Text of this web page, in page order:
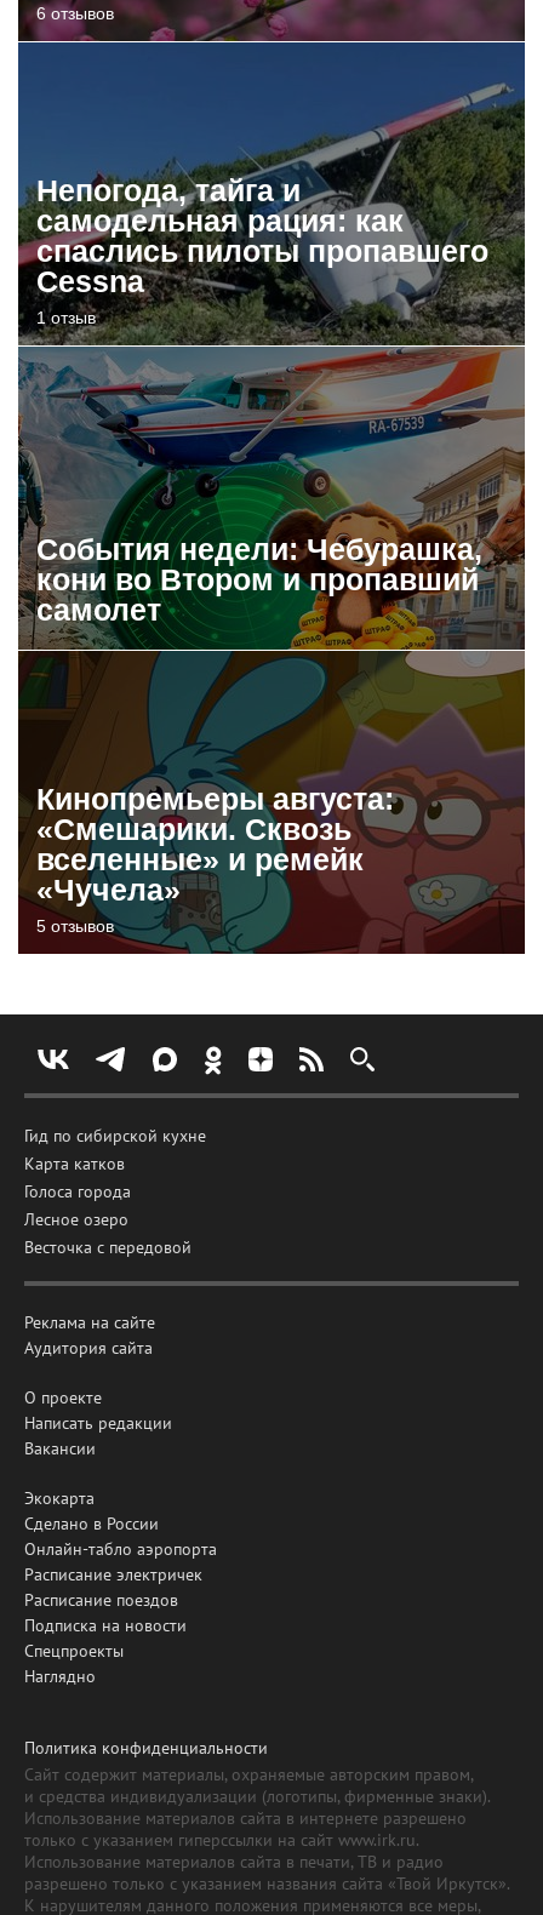
6 отзывов
Непогода, тайга и
самодельная рация: как
спаслись пилоты пропавшего
Cessna
1 отзыв
События недели: Чебурашка,
кони во Втором и пропавший
самолет
Кинопремьеры августа:
«Смешарики. Сквозь
вселенные» и ремейк
«Чучела»
5 отзывов
Гид по сибирской кухне
Карта катков
Голоса города
Лесное озеро
Весточка с передовой
Реклама на сайте
Аудитория сайта
О проекте
Написать редакции
Вакансии
Экокарта
Сделано в России
Онлайн-табло аэропорта
Расписание электричек
Расписание поездов
Подписка на новости
Спецпроекты
Наглядно
Политика конфиденциальности
Сайт содержит материалы, охраняемые авторским правом,
и средства индивидуализации (логотипы, фирменные знаки).
Использование материалов сайта в интернете разрешено
только с указанием гиперссылки на сайт www.irk.ru.
Использование материалов сайта в печати, ТВ и радио
разрешено только с указанием названия сайта «Твой Иркутск».
К нарушителям данного положения применяются все меры,